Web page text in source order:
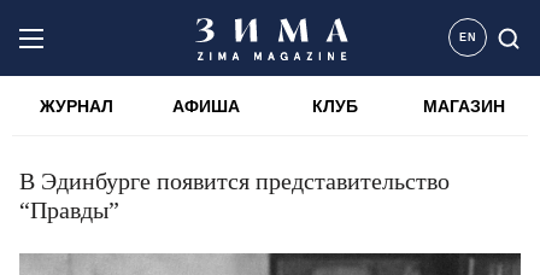
EN
ЖУРНАЛ АФИША КЛУБ МАГАЗИН
В Эдинбурге появится представительство
“Правды”